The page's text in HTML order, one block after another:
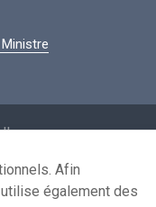
Afin
également des